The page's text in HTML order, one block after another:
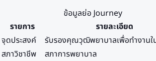
ข้อมูลย่อ Journey
รายการ
รายละเอียด
จุดประสงค์
รับรองคุณวุฒิพยาบาลเพื่อทำงานใ
สภาวิชาชีพ
สภาการพยาบาล